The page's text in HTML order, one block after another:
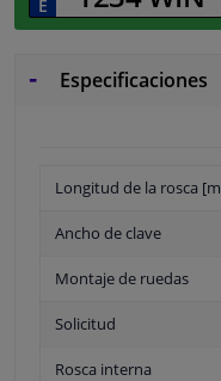
Especificaciones
Longitud de la rosca
Ancho de clave
Montaje de ruedas
Solicitud
Rosca interna